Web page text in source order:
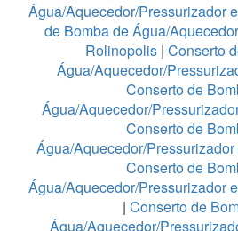
Água/Aquecedor/Pressurizador
de Bomba de Água/
Rolinopolis| Conserto
Água/Aquecedor/
Conserto de
Água/Aquecedor/
Conserto de
Água/Aquecedor/
Conserto de
Água/Aquecedor/Pressurizador
| Conserto de
Água/Aquecedor/